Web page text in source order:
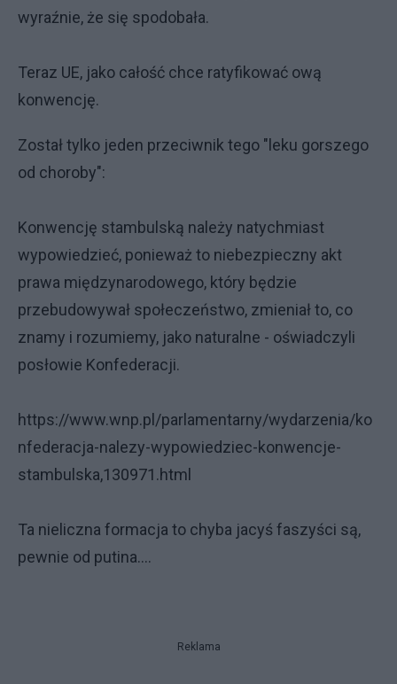
wyraźnie, że się spodobała.
Teraz UE, jako całość chce ratyfikować ową
konwencję.
Został tylko jeden przeciwnik tego "leku gorszego
od choroby":
Konwencję stambulską należy natychmiast
wypowiedzieć, ponieważ to niebezpieczny akt
prawa międzynarodowego, który będzie
przebudowywał społeczeństwo, zmieniał to, co
znamy i rozumiemy, jako naturalne - oświadczyli
posłowie Konfederacji.
https://www.wnp.pl/parlamentarny/wydarzenia/ko
nfederacja-nalezy-wypowiedziec-konwencje-
stambulska,130971.html
Ta nieliczna formacja to chyba jacyś faszyści są,
pewnie od putina....
Reklama